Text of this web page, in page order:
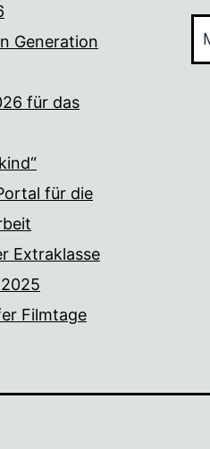
Generation
für das
für die
Extraklasse
Filmtage